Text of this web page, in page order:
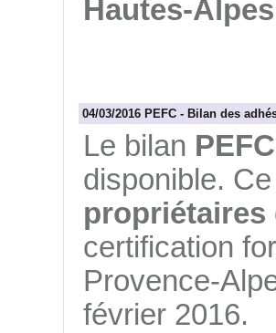
Hautes-
04/03/2016 PEFC - Bilan des
Le bilan PEFC
disponible.
propriétaires
certification
Provence-
février 2016.